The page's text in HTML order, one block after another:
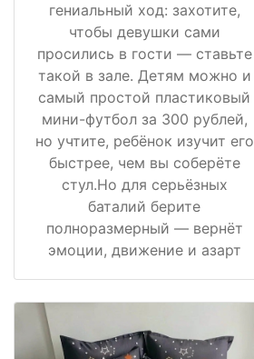
гениальный ход: захотите,
чтобы девушки сами
просились в гости — ставьте
такой в зале. Детям можно и
самый простой пластиковый
мини-футбол за 300 рублей,
но учтите, ребёнок изучит его
быстрее, чем вы соберёте
стул.Но для серьёзных
баталий берите
полноразмерный — вернёт
эмоции, движение и азарт